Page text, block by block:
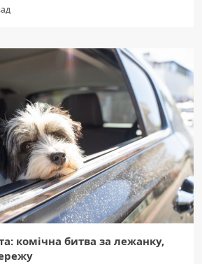
комічна битва за лежанку,